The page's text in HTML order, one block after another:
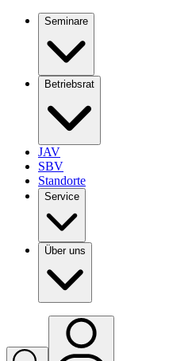
Seminare
Betriebsrat
JAV
SBV
Standorte
Service
Über uns